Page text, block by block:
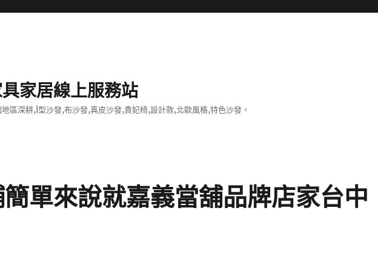
家居線上服務站
區深耕,l型沙發,布沙發,真皮沙發,貴妃椅,設計款,北歐風格,特色沙發。
單來說就嘉義當舖品牌店家台中